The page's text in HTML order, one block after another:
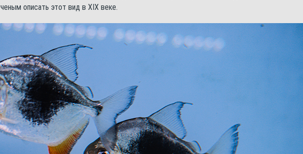
описать этот вид в XIX веке.